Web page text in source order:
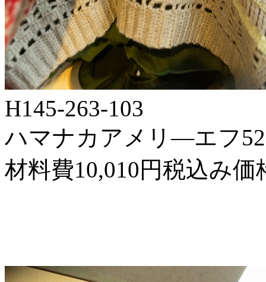
H145-263-103
ハマナカアメリ―エフ
材料費10,010円税込み価